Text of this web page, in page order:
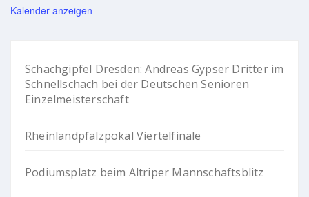
Kalender anzeigen
Schachgipfel Dresden: Andreas Gypser Dritter im
Schnellschach bei der Deutschen Senioren
Einzelmeisterschaft
Rheinlandpfalzpokal Viertelfinale
Podiumsplatz beim Altriper Mannschaftsblitz